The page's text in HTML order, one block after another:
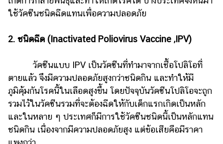
ใช้วัคซีนชนิดฉีดแทนเพื่อความปลอดภัย
2. ชนิดฉีด (Inactivated Poliovirus Vaccine ,IPV)
วัคซีนแบบ IPV เป็นวัคซีนที่ทำมาจากเชื้อโปลิโอที่
ตายแล้ว จึงมีความปลอดภัยสูงกว่าชนิดกิน และทำให้มี
ภูมิคุ้มกันโรคนี้ในเลือดสูงขึ้น โดยปัจจุบันวัคซีนโปลิโอจะถูก
รวมไว้ในวัคซีนรวมที่จะต้องฉีดให้กับเด็กแรกเกิดเป็นหลัก
และในหลาย ๆ ประเทศก็มีการใช้วัคซีนชนิดนี้เป็นหลักแทน
ชนิดกิน เนื่องจากมีความปลอดภัยสูง แต่ข้อเสียคือมีราคา